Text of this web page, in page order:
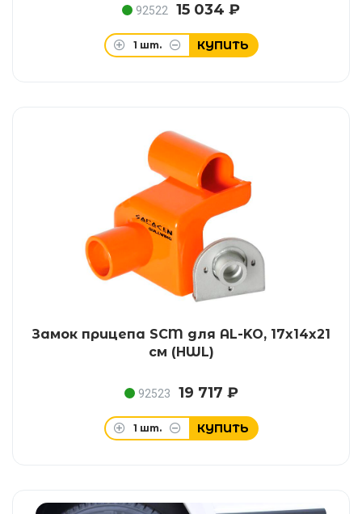
92522 15 034 ₽
1 шт. КУПИТЬ
Замок прицепа SCM для AL-KO, 17x14x21
см (HWL)
92523 19 717 ₽
1 шт. КУПИТЬ